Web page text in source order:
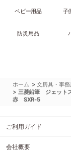
ベビー用品
子
防災用品
ホーム >文房具・事務
> 三菱鉛筆 ジェット
赤 SXR-5
ご利用ガイド
会社概要